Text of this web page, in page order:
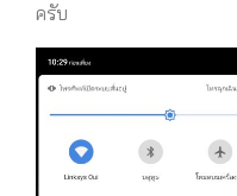
ครับ